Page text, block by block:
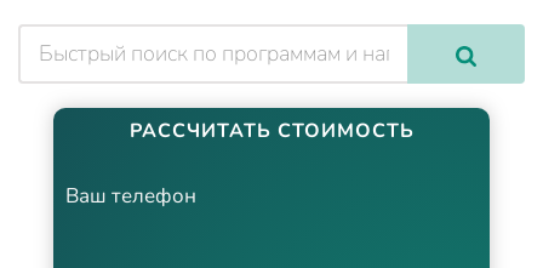
РАССЧИТАТЬ СТОИМОСТЬ
Ваш телефон